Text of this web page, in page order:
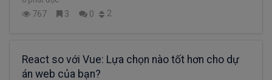
767 3 0 2
React so với Vue: Lựa chọn nào tốt hơn cho dự
án web của bạn?